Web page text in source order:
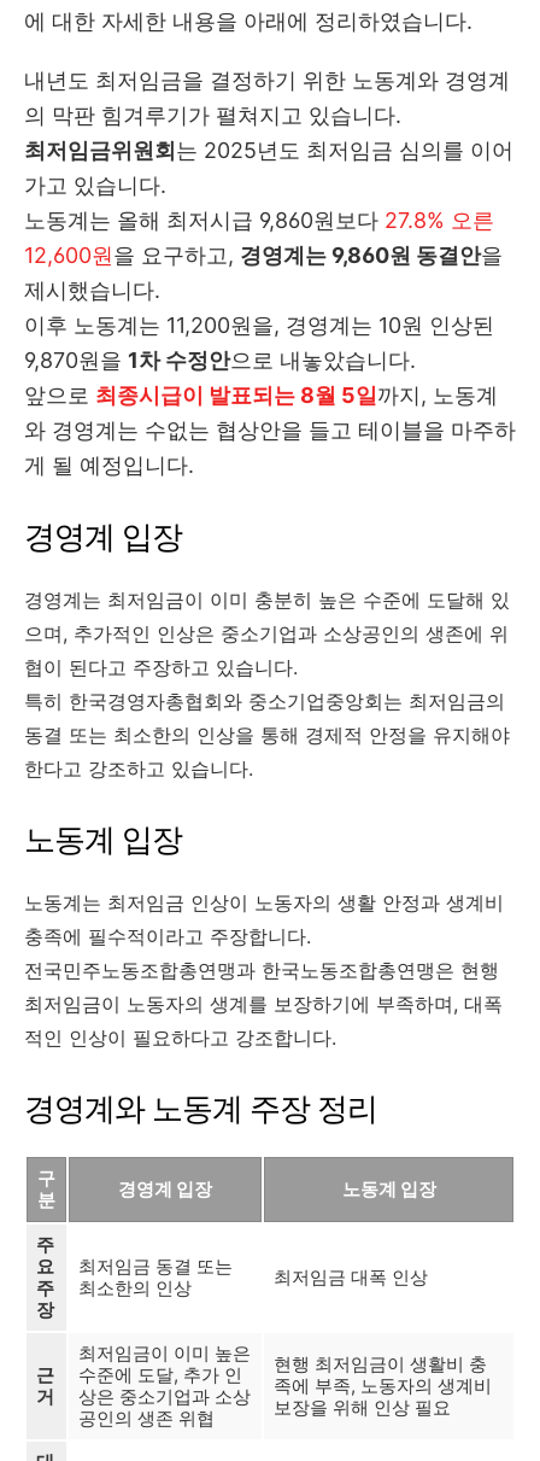
에 대한 자세한 내용을 아래에 정리하였습니다.
내년도 최저임금을 결정하기 위한 노동계와 경영계
의 막판 힘겨루기가 펼쳐지고 있습니다.
최저임금위원회 는 2025년도 최저임금 심의를 이어
가고 있습니다.
노동계는 올해 최저시급 9,860원보다 27.8% 오른
12,600원을 요구하고, 경영계는 9,860원 동결안을
제시했습니다.
이후 노동계는 11,200원을, 경영계는 10원 인상된
9,870원을 1차 수정안으로 내놓았습니다.
앞으로 최종시급이 발표되는 8월 5일 까지, 노동계
와 경영계는 수없는 협상안을 들고 테이블을 마주하
게 될 예정입니다.
경영계 입장
경영계는 최저임금이 이미 충분히 높은 수준에 도달해 있
으며, 추가적인 인상은 중소기업과 소상공인의 생존에 위
협이 된다고 주장하고 있습니다.
특히 한국경영자총협회와 중소기업중앙회는 최저임금의
동결 또는 최소한의 인상을 통해 경제적 안정을 유지해야
한다고 강조하고 있습니다.
노동계 입장
노동계는 최저임금 인상이 노동자의 생활 안정과 생계비
충족에 필수적이라고 주장합니다.
전국민주노동조합총연맹과 한국노동조합총연맹은 현행
최저임금이 노동자의 생계를 보장하기에 부족하며, 대폭
적인 인상이 필요하다고 강조합니다.
경영계와 노동계 주장 정리
구
분
경영계 입장 노동계 입장
주
요
주
장
최저임금 동결 또는
최소한의 인상
최저임금 대폭 인상
근
거
최저임금이 이미 높은
수준에 도달, 추가 인
상은 중소기업과 소상
공인의 생존 위협
현행 최저임금이 생활비 충
족에 부족, 노동자의 생계비
보장을 위해 인상 필요